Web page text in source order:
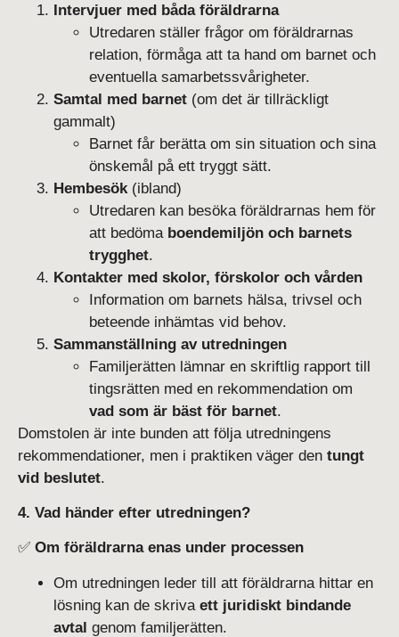
Intervjuer med båda föräldrarna
Utredaren ställer frågor om föräldrarnas
relation, förmåga att ta hand om barnet och
eventuella samarbetssvårigheter.
Samtal med barnet (om det är tillräckligt
gammalt)
Barnet får berätta om sin situation och sina
önskemål på ett tryggt sätt.
Hembesök (ibland)
Utredaren kan besöka föräldrarnas hem för
att bedöma boendemiljön och barnets
trygghet.
Kontakter med skolor, förskolor och vården
Information om barnets hälsa, trivsel och
beteende inhämtas vid behov.
Sammanställning av utredningen
Familjerätten lämnar en skriftlig rapport till
tingsrätten med en rekommendation om
vad som är bäst för barnet.
Domstolen är inte bunden att följa utredningens
rekommendationer, men i praktiken väger den tungt
vid beslutet.
4. Vad händer efter utredningen?
✅ Om föräldrarna enas under processen
Om utredningen leder till att föräldrarna hittar en
lösning kan de skriva ett juridiskt bindande
avtal genom familjerätten.